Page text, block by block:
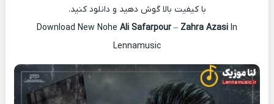
با کیفیت بالا گوش دهید و دانلود کنید.
Download New Nohe Ali Safarpour – Zahra Azasi In
Lennamusic